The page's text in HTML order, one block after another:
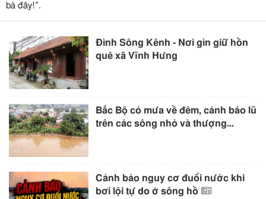
bà đây!”.
Đình Sông Kênh - Nơi gìn giữ hồn
quê xã Vĩnh Hưng
Bắc Bộ có mưa về đêm, cảnh báo lũ
trên các sông nhỏ và thượng...
Cảnh báo nguy cơ đuối nước khi
bơi lội tự do ở sông hồ